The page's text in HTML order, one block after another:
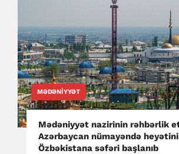
MƏDƏNIYYƏT
Mədəniyyət nazirinin rəhbərlik
Azərbaycan nümayəndə
Özbəkistana səfəri başlanıb